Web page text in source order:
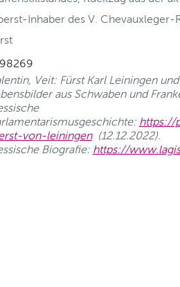
Inhaber des V. Chevauxleger-
Veit: Fürst Karl Leiningen
aus Schwaben und
https://
von-leiningen(12.12.2022).
Biografie: https://